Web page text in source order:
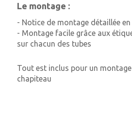
Le montage :
- Notice de montage détaillée en
- Montage facile grâce aux
sur chacun des tubes
Tout est inclus pour un
chapiteau